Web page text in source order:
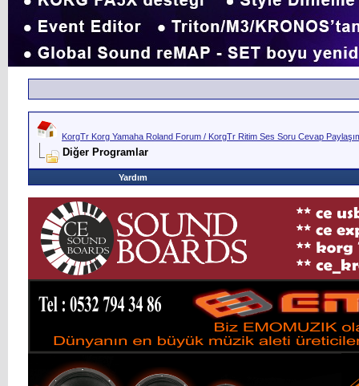
KorgTr Korg Yamaha Roland Forum / KorgTr Ritim Ses Soru Cevap
Diğer Programlar
Yardım